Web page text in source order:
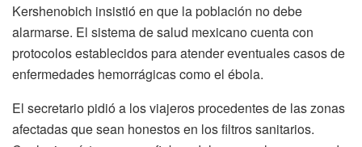
Kershenobich insistió en que la población no debe
alarmarse. El sistema de salud mexicano cuenta con
protocolos establecidos para atender eventuales casos de
enfermedades hemorrágicas como el ébola.
El secretario pidió a los viajeros procedentes de las zonas
afectadas que sean honestos en los filtros sanitarios.